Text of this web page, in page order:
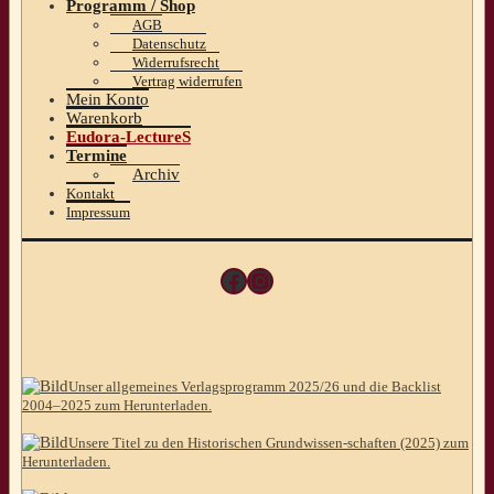
Programm / Shop
AGB
Datenschutz
Widerrufsrecht
Vertrag widerrufen
Mein Konto
Warenkorb
Eudora-LectureS
Termine
Archiv
Kontakt
Impressum
Facebook
Instagram
Unser allgemeines Verlagsprogramm 2025/26 und die Backlist
2004–2025 zum Herunterladen.
Unsere Titel zu den Historischen Grundwissen-schaften (2025) zum
Herunterladen.